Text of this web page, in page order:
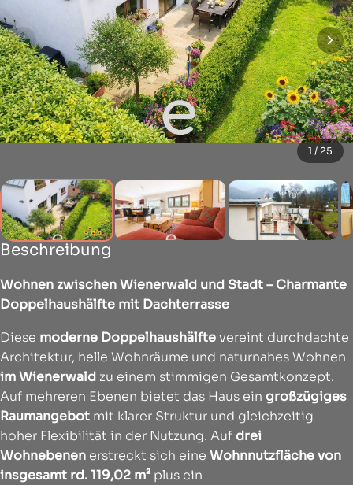
1 / 25
Beschreibung
Wohnen zwischen Wienerwald und Stadt – Charmante
Doppelhaushälfte mit Dachterrasse
Diese moderne Doppelhaushälftevereint durchdachte
Architektur, helle Wohnräume und naturnahes Wohnen
im Wienerwald zu einem stimmigen Gesamtkonzept.
Auf mehreren Ebenen bietet das Haus ein großzügiges
Raumangebot mit klarer Struktur und gleichzeitig
hoher Flexibilität in der Nutzung. Auf drei
Wohnebenen erstreckt sich eine Wohnnutzflächevon
insgesamt rd. 119,02 m² plus ein